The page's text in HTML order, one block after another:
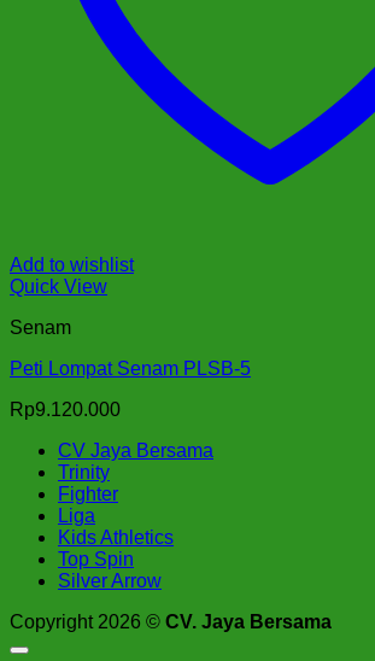
Add to wishlist
Quick View
Senam
Peti Lompat Senam PLSB-5
Rp9.120.000
CV Jaya Bersama
Trinity
Fighter
Liga
Kids Athletics
Top Spin
Silver Arrow
Copyright 2026 © CV. Jaya Bersama